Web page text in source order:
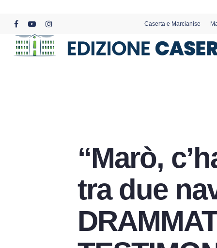
content
facebookyoutubeinstagram
Caserta e Marcianise
“Marò,
tra due